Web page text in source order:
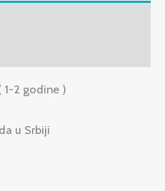
1-2 godine )
u Srbiji